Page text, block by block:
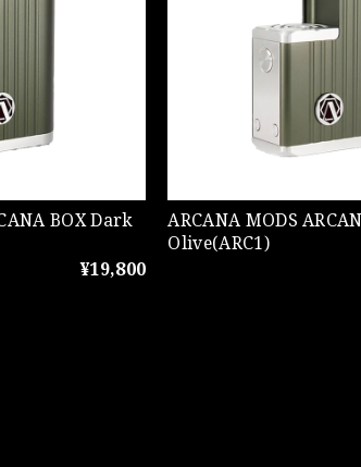
¥19,800
ARCANA MODS ARCANA SBS Dark
Olive(ARC1)